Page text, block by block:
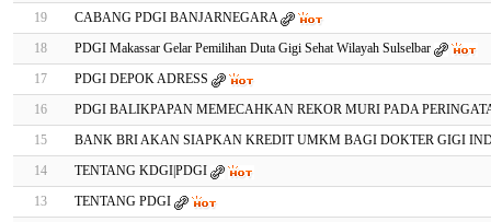
19
CABANG PDGI BANJARNEGARA
18
PDGI Makassar Gelar Pemilihan Duta Gigi Sehat Wilayah Sulselbar
17
PDGI DEPOK ADRESS
16
PDGI BALIKPAPAN MEMECAHKAN REKOR MURI PADA
15
BANK BRI AKAN SIAPKAN KREDIT UMKM BAGI DOKTER GIGI
14
TENTANG KDGI|PDGI
13
TENTANG PDGI